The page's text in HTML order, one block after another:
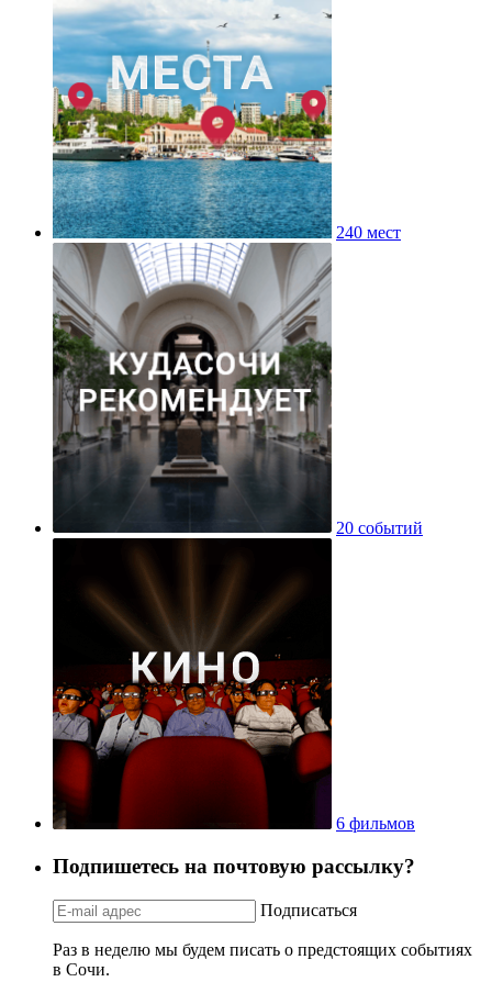
240 мест
20 событий
6 фильмов
Подпишетесь на почтовую рассылку?
Подписаться
Раз в неделю мы будем писать о предстоящих событиях
в Сочи.